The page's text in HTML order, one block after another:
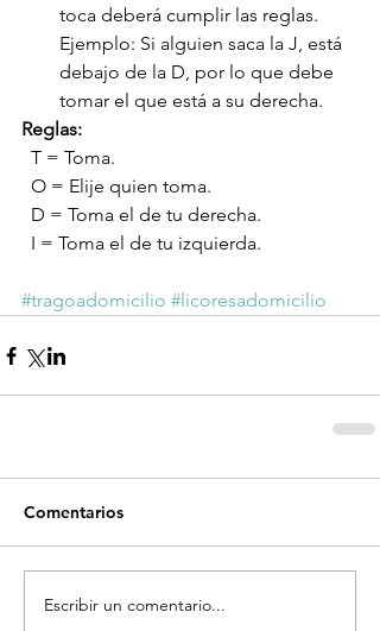
toca deberá cumplir las reglas.
Ejemplo: Si alguien saca la J, está
debajo de la D, por lo que debe
tomar el que está a su derecha.
Reglas:
  T = Toma.
  O = Elije quien toma.
  D = Toma el de tu derecha.
  I = Toma el de tu izquierda.
#tragoadomicilio #licoresadomicilio
Comentarios
Escribir un comentario...